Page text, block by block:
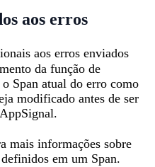
aos erros
aos erros enviados
da função de
Span atual do erro como
modificado antes de ser
mais informações sobre
em um Span.